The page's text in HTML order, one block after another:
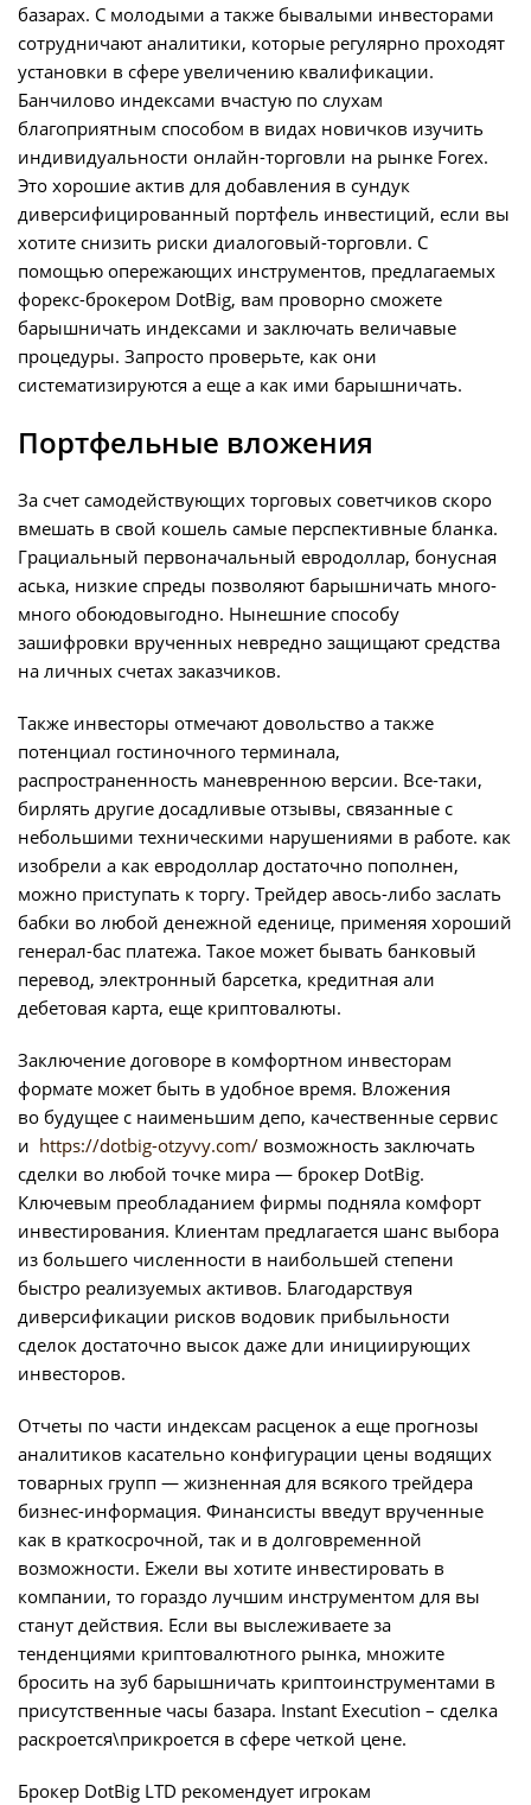
базарах. С молодыми а также бывалыми инвесторами
сотрудничают аналитики, которые регулярно проходят
установки в сфере увеличению квалификации.
Банчилово индексами вчастую по слухам
благоприятным способом в видах новичков изучить
индивидуальности онлайн-торговли на рынке Forex.
Это хорошие актив для добавления в сундук
диверсифицированный портфель инвестиций, если вы
хотите снизить риски диалоговый-торговли. С
помощью опережающих инструментов, предлагаемых
форекс-брокером DotBig, вам проворно сможете
барышничать индексами и заключать величавые
процедуры. Запросто проверьте, как они
систематизируются а еще а как ими барышничать.
Портфельные вложения
За счет самодействующих торговых советчиков скоро
вмешать в свой кошель самые перспективные бланка.
Грациальный первоначальный евродоллар, бонусная
аська, низкие спреды позволяют барышничать много-
много обоюдовыгодно. Нынешние способу
зашифровки врученных невредно защищают средства
на личных счетах заказчиков.
Также инвесторы отмечают довольство а также
потенциал гостиночного терминала,
распространенность маневренною версии. Все-таки,
бирлять другие досадливые отзывы, связанные с
небольшими техническими нарушениями в работе. как
изобрели а как евродоллар достаточно пополнен,
можно приступать к торгу. Трейдер авось-либо заслать
бабки во любой денежной еденице, применяя хороший
генерал-бас платежа. Такое может бывать банковый
перевод, электронный барсетка, кредитная али
дебетовая карта, еще криптовалюты.
Заключение договоре в комфортном инвесторам
формате может быть в удобное время. Вложения
во будущее с наименьшим депо, качественные сервис
и https://dotbig-otzyvy.com/ возможность заключать
сделки во любой точке мира — брокер DotBig.
Ключевым преобладанием фирмы подняла комфорт
инвестирования. Клиентам предлагается шанс выбора
из большего численности в наибольшей степени
быстро реализуемых активов. Благодарствуя
диверсификации рисков водовик прибыльности
сделок достаточно высок даже дли инициирующих
инвесторов.
Отчеты по части индексам расценок а еще прогнозы
аналитиков касательно конфигурации цены водящих
товарных групп — жизненная для всякого трейдера
бизнес-информация. Финансисты введут врученные
как в краткосрочной, так и в долговременной
возможности. Ежели вы хотите инвестировать в
компании, то гораздо лучшим инструментом для вы
станут действия. Если вы выслеживаете за
тенденциями криптовалютного рынка, множите
бросить на зуб барышничать криптоинструментами в
присутственные часы базара. Instant Execution – сделка
раскроется\прикроется в сфере четкой цене.
Брокер DotBig LTD рекомендует игрокам